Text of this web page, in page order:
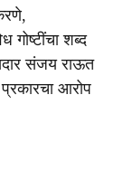
गोष्टींचा शब्द
संजय राऊत
आरोप